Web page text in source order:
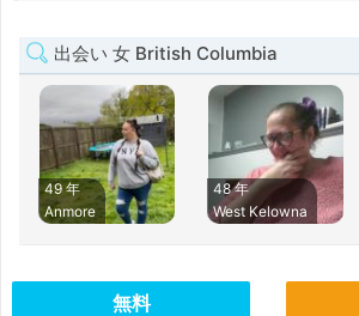
出会い 女 British Columbia
49 年
Anmore
48 年
West Kelowna
無料